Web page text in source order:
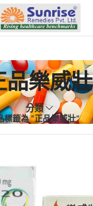
品樂威壯
分類
標籤為 “正品樂威壯”